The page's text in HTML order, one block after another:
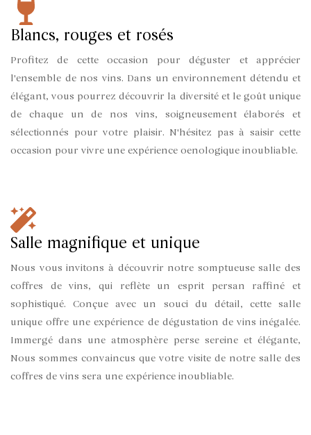
Blancs, rouges et rosés
Profitez de cette occasion pour déguster et apprécier
l'ensemble de nos vins. Dans un environnement détendu et
élégant, vous pourrez découvrir la diversité et le goût unique
de chaque un de nos vins, soigneusement élaborés et
sélectionnés pour votre plaisir. N'hésitez pas à saisir cette
occasion pour vivre une expérience oenologique inoubliable.
Salle magnifique et unique
Nous vous invitons à découvrir notre somptueuse salle des
coffres de vins, qui reflète un esprit persan raffiné et
sophistiqué. Conçue avec un souci du détail, cette salle
unique offre une expérience de dégustation de vins inégalée.
Immergé dans une atmosphère perse sereine et élégante,
Nous sommes convaincus que votre visite de notre salle des
coffres de vins sera une expérience inoubliable.